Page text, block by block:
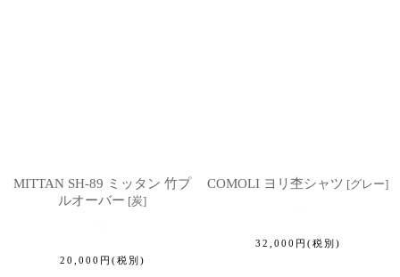
MITTAN SH-89 ミッタン 竹プ
ルオーバー [炭]
20,000 円 (税別)
COMOLI ヨリ杢シャツ [グレー]
32,000 円 (税別)